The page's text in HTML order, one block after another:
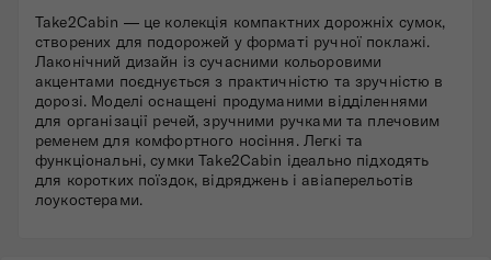
Take2Cabin — це колекція компактних дорожніх сумок,
створених для подорожей у форматі ручної поклажі.
Лаконічний дизайн із сучасними кольоровими
акцентами поєднується з практичністю та зручністю в
дорозі. Моделі оснащені продуманими відділеннями
для організації речей, зручними ручками та плечовим
ременем для комфортного носіння. Легкі та
функціональні, сумки Take2Cabin ідеально підходять
для коротких поїздок, відряджень і авіаперельотів
лоукостерами.